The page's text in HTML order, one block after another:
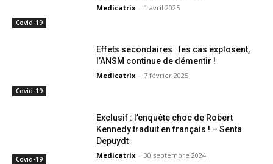
Covid-19
Medicatrix - 1 avril 2025
Covid-19
Effets secondaires : les cas explosent,
l’ANSM continue de démentir !
Medicatrix - 7 février 2025
Covid-19
Exclusif : l’enquête choc de Robert
Kennedy traduit en français ! – Senta
Depuydt
Medicatrix - 30 septembre 2024